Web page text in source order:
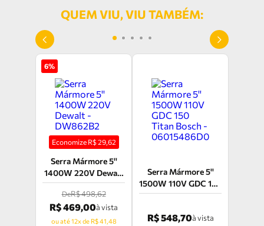
QUEM VIU, VIU TAMBÉM:
6%
Economize R$29,62
Serra Mármore 5''
1400W 220V Dewalt
- DW862B2
DeR$ 498,62
R$ 469,00à vista
ou até 12x de R$ 41,48
Serra Mármore 5''
1500W 110V GDC 150
Titan Bosch -
R$ 548,70à vista